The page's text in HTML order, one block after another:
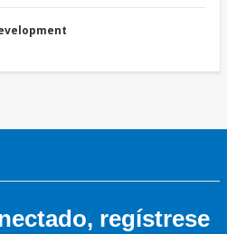
regístrese